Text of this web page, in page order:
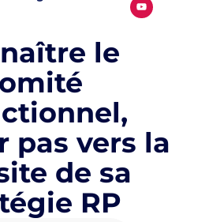
le
pas vers la
de sa
RP